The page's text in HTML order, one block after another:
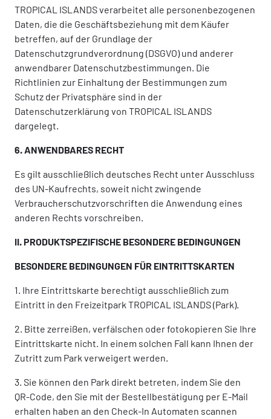
TROPICAL ISLANDS verarbeitet alle personenbezogenen
Daten, die die Geschäftsbeziehung mit dem Käufer
betreffen, auf der Grundlage der
Datenschutzgrundverordnung (DSGVO) und anderer
anwendbarer Datenschutzbestimmungen. Die
Richtlinien zur Einhaltung der Bestimmungen zum
Schutz der Privatsphäre sind in der
Datenschutzerklärung von TROPICAL ISLANDS
dargelegt.
6. ANWENDBARES RECHT
Es gilt ausschließlich deutsches Recht unter Ausschluss
des UN-Kaufrechts, soweit nicht zwingende
Verbraucherschutzvorschriften die Anwendung eines
anderen Rechts vorschreiben.
II. PRODUKTSPEZIFISCHE BESONDERE BEDINGUNGEN
BESONDERE BEDINGUNGEN FÜR EINTRITTSKARTEN
1. Ihre Eintrittskarte berechtigt ausschließlich zum
Eintritt in den Freizeitpark TROPICAL ISLANDS (Park).
2. Bitte zerreißen, verfälschen oder fotokopieren Sie Ihre
Eintrittskarte nicht. In einem solchen Fall kann Ihnen der
Zutritt zum Park verweigert werden.
3. Sie können den Park direkt betreten, indem Sie den
QR-Code, den Sie mit der Bestellbestätigung per E-Mail
erhalten haben an den Check-In Automaten scannen